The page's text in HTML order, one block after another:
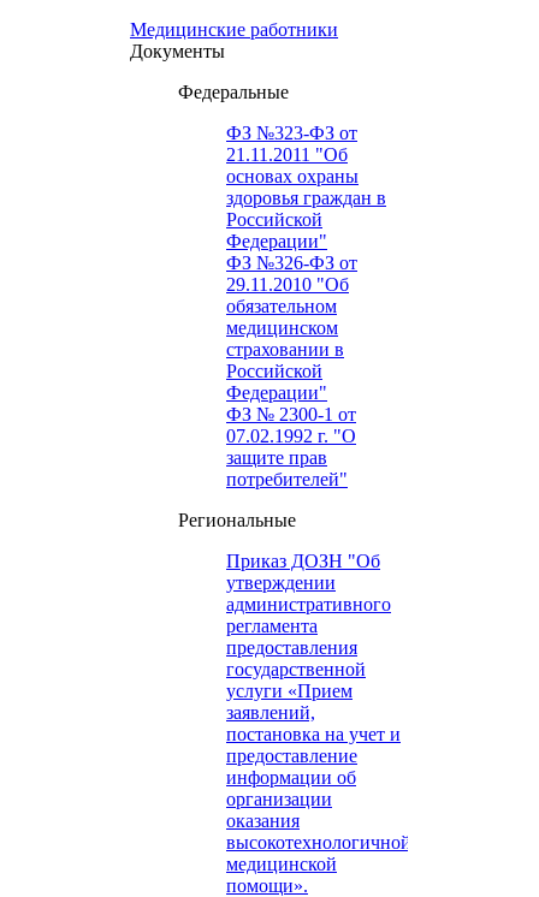
Медицинские работники
Документы
Федеральные
ФЗ №323-ФЗ от
21.11.2011 "Об
основах охраны
здоровья граждан в
Российской
Федерации"
ФЗ №326-ФЗ от
29.11.2010 "Об
обязательном
медицинском
страховании в
Российской
Федерации"
ФЗ № 2300-1 от
07.02.1992 г. "О
защите прав
потребителей"
Региональные
Приказ ДОЗН "Об
утверждении
административного
регламента
предоставления
государственной
услуги «Прием
заявлений,
постановка на учет и
предоставление
информации об
организации
оказания
высокотехнологичной
медицинской
помощи».